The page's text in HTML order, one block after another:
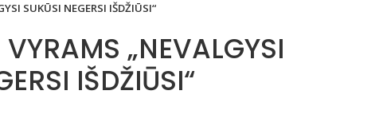
SUKŪSI NEGERSI IŠDŽIŪSI“
VYRAMS „NEVALGYSI
IŠDŽIŪSI“